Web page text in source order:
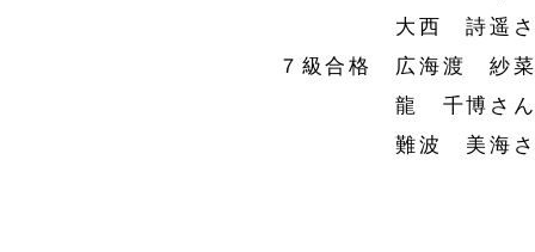
大西 詩遥さん(
７級合格 広海渡 紗菜
龍 千博さん(
難波 美